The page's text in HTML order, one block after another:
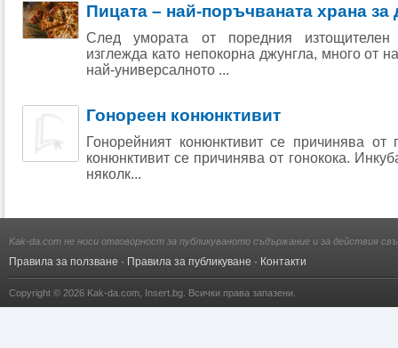
Пицата – най-поръчваната храна за
След умората от поредния изтощителен
изглежда като непокорна джунгла, много от
най-универсалното ...
Гонореен конюнктивит
Гонорейният конюнктивит се причинява от
конюнктивит се причинява от гонокока.
няколк...
Kak-da.com не носи отговорност за публикуваното съдържание и за действия
Правила за ползване · Правила за публикуване · Контакти
Copyright © 2026 Kak-da.com Insert.bg . Всички права запазени.